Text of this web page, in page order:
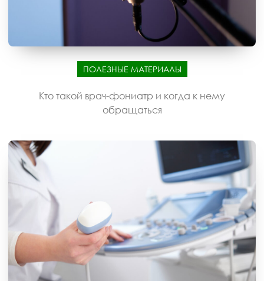
ПОЛЕЗНЫЕ МАТЕРИАЛЫ
Кто такой врач-фониатр и когда к нему
обращаться